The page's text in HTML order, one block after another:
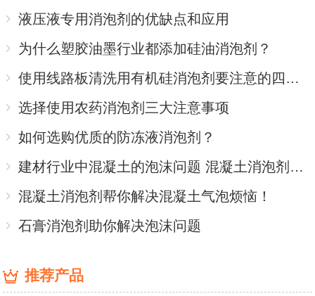
液压液专用消泡剂的优缺点和应用
为什么塑胶油墨行业都添加硅油消泡剂？
使用线路板清洗用有机硅消泡剂要注意的四大事项
选择使用农药消泡剂三大注意事项
如何选购优质的防冻液消泡剂？
建材行业中混凝土的泡沫问题 混凝土消泡剂来解决
混凝土消泡剂帮你解决混凝土气泡烦恼！
石膏消泡剂助你解决泡沫问题
推荐产品